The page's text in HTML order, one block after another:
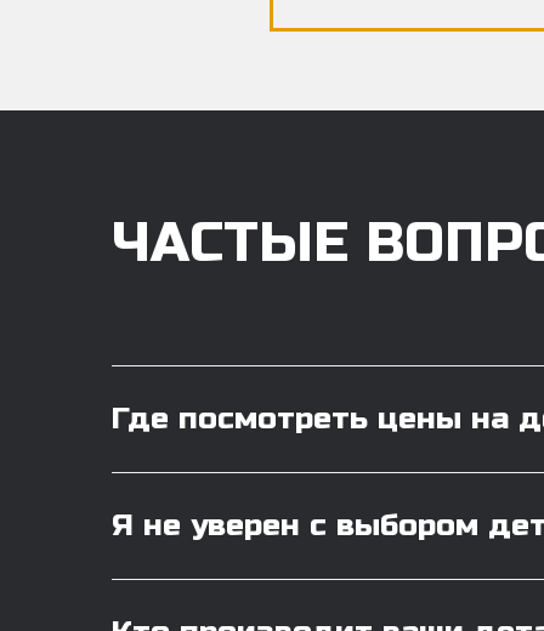
ЧАСТЫЕ
Где посмотреть цены на
Я не уверен с выбором